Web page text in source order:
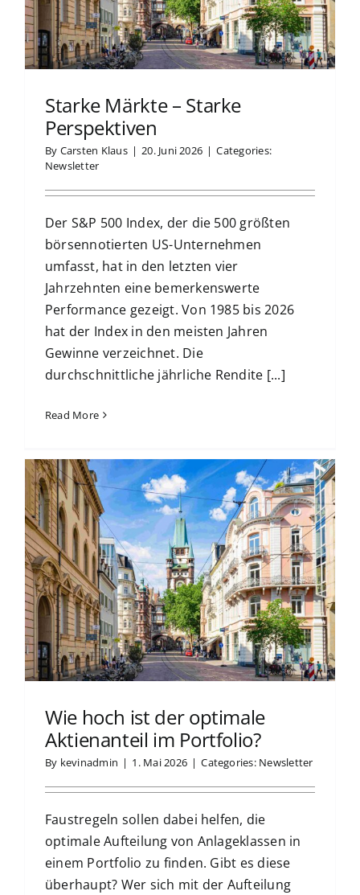
Starke Märkte – Starke
Perspektiven
By Carsten Klaus | 20. Juni 2026 | Categories:
Newsletter
Der S&P 500 Index, der die 500 größten
börsennotierten US-Unternehmen
umfasst, hat in den letzten vier
Jahrzehnten eine bemerkenswerte
Performance gezeigt. Von 1985 bis 2026
hat der Index in den meisten Jahren
Gewinne verzeichnet. Die
durchschnittliche jährliche Rendite [...]
Read More
Wie hoch ist der optimale
Aktienanteil im Portfolio?
By kevinadmin | 1. Mai 2026 | Categories: Newsletter
Faustregeln sollen dabei helfen, die
optimale Aufteilung von Anlageklassen in
einem Portfolio zu finden. Gibt es diese
überhaupt? Wer sich mit der Aufteilung